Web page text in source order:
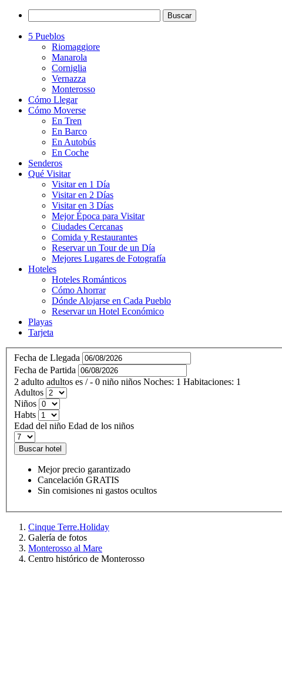
5 Pueblos
Riomaggiore
Manarola
Corniglia
Vernazza
Monterosso
Cómo Llegar
Cómo Moverse
En Tren
En Barco
En Autobús
En Coche
Senderos
Qué Visitar
Visitar en 1 Día
Visitar en 2 Días
Visitar en 3 Días
Mejor Época para Visitar
Ciudades Cercanas
Comida y Restaurantes
Reservar un Tour de un Día
Mejores Lugares de Fotografía
Hoteles
Hoteles Románticos
Cómo Ahorrar
Dónde Alojarse en Cada Pueblo
Reservar un Hotel Económico
Playas
Tarjeta
Fecha de Llegada
Fecha de Partida
2 adulto adultos es / - 0 niño niños Noches: 1 Habitaciones: 1
Adultos
Niños
Habts
Edad del niño Edad de los niños
Buscar hotel
Mejor precio garantizado
Cancelación GRATIS
Sin comisiones ni gastos ocultos
Cinque Terre.Holiday
Galería de fotos
Monterosso al Mare
Centro histórico de Monterosso